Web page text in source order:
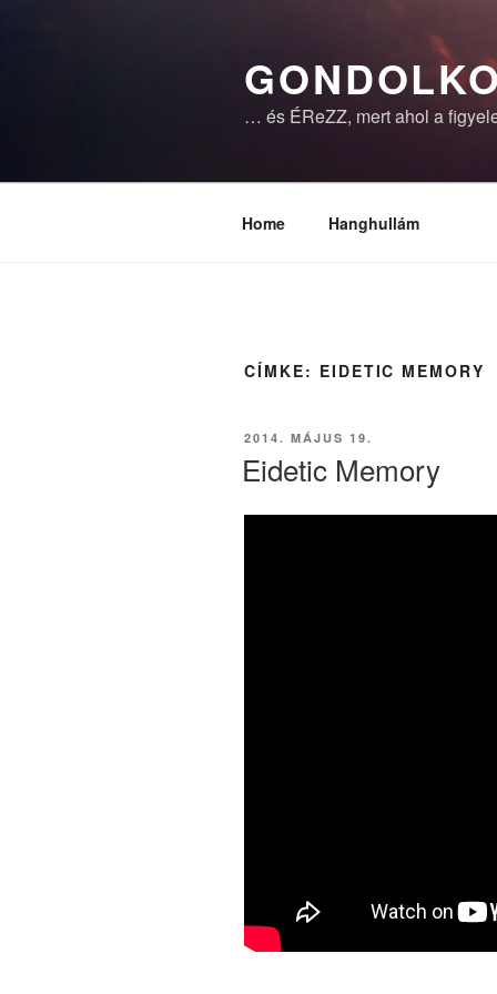
… és ÉReZZ, mert ahol a
Home Hanghullám
CÍMKE: EIDETIC MEMORY
BEKÜLDVE:
2014. MÁJUS 19.
Eidetic Memory